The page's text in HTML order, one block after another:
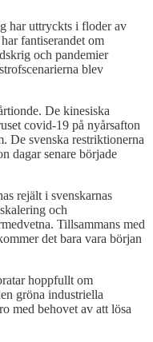
har uttryckts i floder av
fantiserandet om
och pandemier
blev
De kinesiska
covid-19 på nyårsafton
De svenska restriktionerna
dagar senare började
rejält i svenskarnas
och
Tillsammans med
det bara vara början
hoppfullt om
gröna industriella
med behovet av att lösa